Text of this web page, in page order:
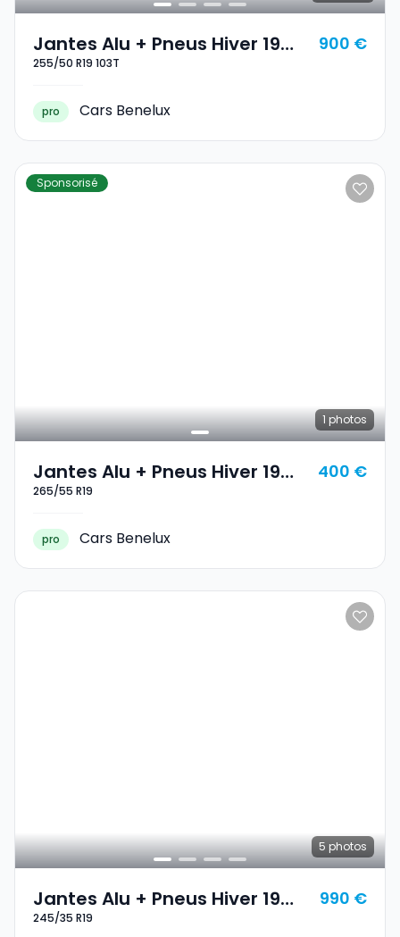
Jantes Alu + Pneus Hiver 19
255/50 R19 103T
255/50 R19 103T
900 €
pro Cars Benelux
Sponsorisé
1 photos
Jantes Alu + Pneus Hiver 19
265/55 R19
265/55 R19
400 €
pro Cars Benelux
5 photos
Jantes Alu + Pneus Hiver 19
245/35 R19
245/35 R19
990 €